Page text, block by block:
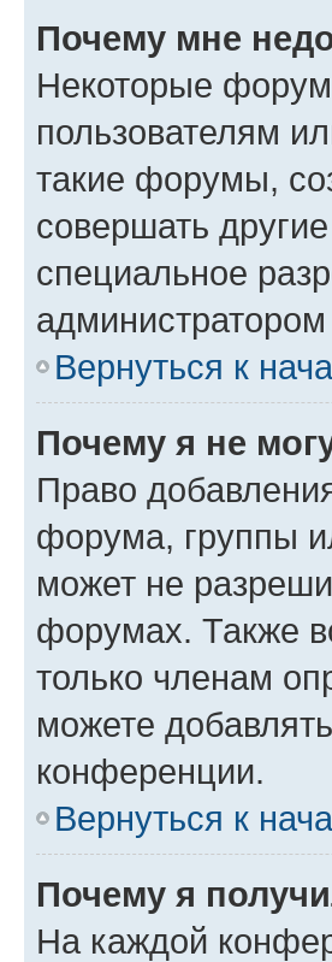
Почему мне
Некоторые
пользователям
такие форумы,
совершать
специальное
Вернуться к
Почему я не
Право
форума, группы
может не
форумах. Также
только членам
можете
конференции.
Вернуться к
Почему я
На каждой